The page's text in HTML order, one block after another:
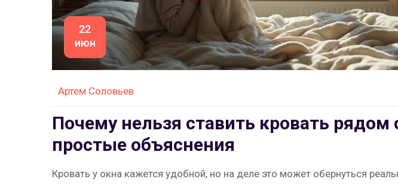
22
июн
Артем Соловьев
Почему нельзя ставить кровать рядом
простые объяснения
Кровать у окна кажется удобной, но на деле это может обернуться